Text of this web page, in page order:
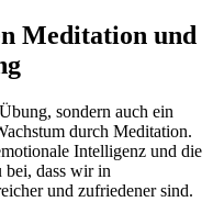
Meditation und
sondern auch ein
durch Meditation.
Intelligenz und die
bei, dass wir in
und zufriedener sind.